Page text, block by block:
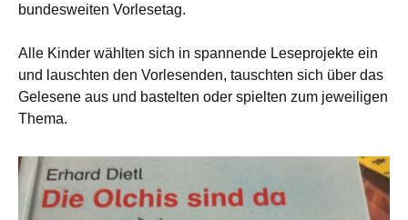
bundesweiten Vorlesetag.
Alle Kinder wählten sich in spannende Leseprojekte ein
und lauschten den Vorlesenden, tauschten sich über das
Gelesene aus und bastelten oder spielten zum jeweiligen
Thema.